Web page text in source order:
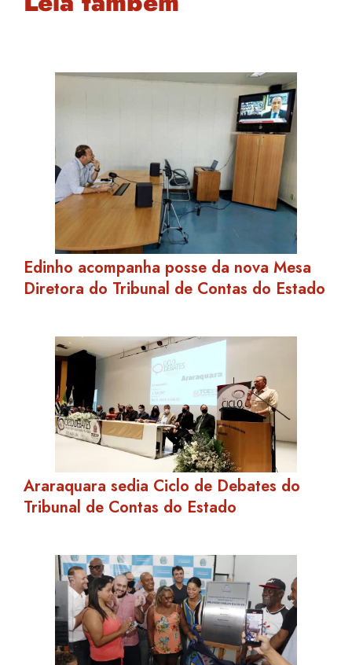
Edinho acompanha posse da nova Mesa
Diretora do Tribunal de Contas do Estado
Araraquara sedia Ciclo de Debates do
Tribunal de Contas do Estado